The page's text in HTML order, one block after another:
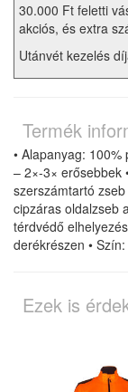
30.000 Ft feletti
akciós, és extra
Utánvét kezelés
Termék
• Alapanyag:
– 2×-3× erősebbek
szerszámtartó
cipzáras oldalzseb
térdvédő
derékrészen •
Ezek is